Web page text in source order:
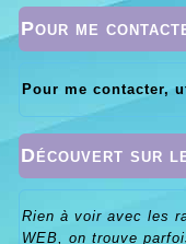
Pour me
Pour me contacter,
Découvert sur
Rien à voir avec les
WEB, on trouve